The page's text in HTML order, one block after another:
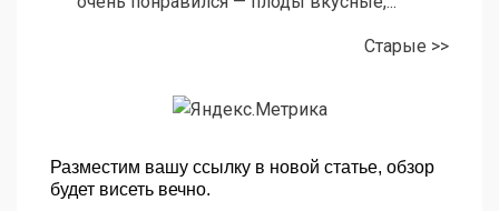
Старые >>
Разместим вашу ссылку в новой статье, обзор
будет висеть вечно.